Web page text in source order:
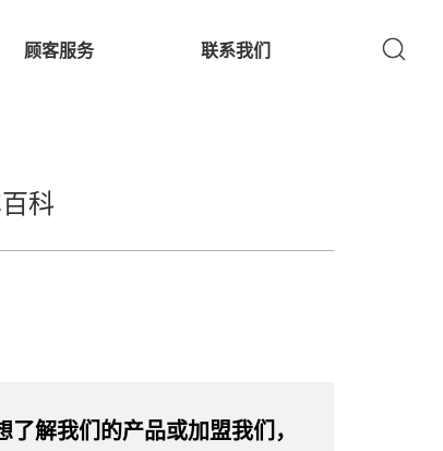
顾客服务 联系我们
科
了解我们的产品或加盟我们，